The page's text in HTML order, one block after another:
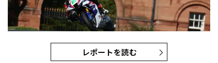
レポートを読む